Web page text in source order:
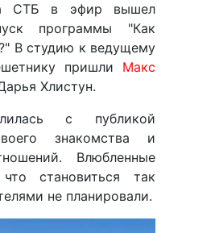
СТБ в эфир вышел
программы "Как
В студию к ведущему
пришли Макс
Хлистун.
с публикой
знакомства и
Влюбленные
что становиться так
не планировали.